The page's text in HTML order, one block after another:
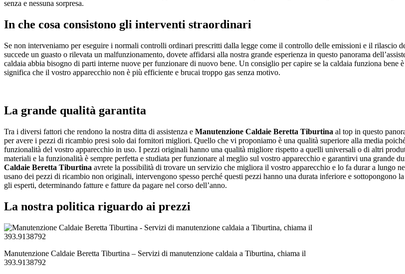
senza e nessuna sorpresa.
In che cosa consistono gli interventi straordinari
Se non interveniamo per eseguire i normali controlli ordinari prescritti dalla legge come il controllo delle emissioni e il
succede un guasto o rilevata un malfunzionamento, dovete affidarsi alla nostra grande esperienza in questo panorama
caldaia abbia bisogno di parti interne nuove per funzionare di nuovo bene. Un consiglio per capire se la caldaia funziona
significa che il vostro apparecchio non è più efficiente e brucai troppo gas senza motivo.
La grande qualità garantita
Tra i diversi fattori che rendono la nostra ditta di assistenza e Manutenzione Caldaie Beretta Tiburtina al top in questo
per avere i pezzi di ricambio presi solo dai fornitori migliori. Quello che vi proponiamo è una qualità superiore alla media
funzionalità del vostro apparecchio in uso. I pezzi originali hanno una qualità migliore rispetto a quelli universali o di altri
materiali e la funzionalità è sempre perfetta e studiata per funzionare al meglio sul vostro apparecchio e garantirvi una grande
Caldaie Beretta Tiburtina avrete la possibilità di trovare un servizio che migliora il vostro apparecchio e lo fa durar a lungo
usano dei pezzi di ricambio non originali, intervengono spesso perché questi pezzi hanno una durata inferiore e sottopongono
gli esperti, determinando fatture e fatture da pagare nel corso dell’anno.
La nostra politica riguardo ai prezzi
Manutenzione Caldaie Beretta Tiburtina – Servizi di manutenzione caldaia a Tiburtina, chiama il
393.9138792